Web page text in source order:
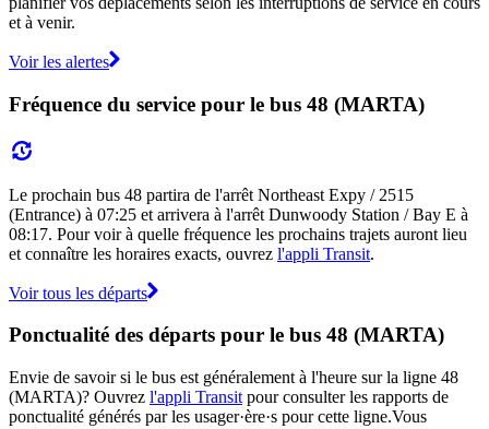
et à venir.
Voir les alertes
Fréquence du service pour le bus 48 (MARTA)
Le prochain bus 48 partira de l'arrêt Northeast Expy / 2515
(Entrance) à 07:25 et arrivera à l'arrêt Dunwoody Station / Bay E à
08:17. Pour voir à quelle fréquence les prochains trajets auront lieu
et connaître les horaires exacts, ouvrez l'appli Transit.
Voir tous les départs
Ponctualité des départs pour le bus 48 (MARTA)
Envie de savoir si le bus est généralement à l'heure sur la ligne 48
(MARTA)? Ouvrez l'appli Transit pour consulter les rapports de
ponctualité générés par les usager·ère·s pour cette ligne.Vous